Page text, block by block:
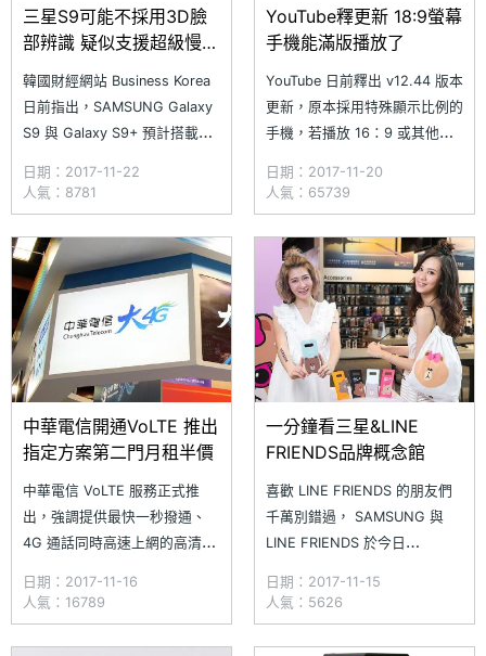
三星S9可能不採用3D臉
部辨識 疑似支援超級慢動
作錄影
韓國財經網站 Business Korea
日前指出，SAMSUNG Galaxy
S9 與 Galaxy S9+ 預計搭載
在新機加入類似 Apple iPhone
X 的 3D 感測器加強臉部辨識功
能，但因技術問題有所限制，將
維持 Galaxy S8 的 2
日期：2017-11-22
人氣：8781
YouTube釋更新 18:9螢幕
手機能滿版播放了
YouTube 日前釋出 v12.44 版本
更新，原本採用特殊顯示比例的
手機，若播放 16：9 或其他比
況，造成用戶觀看影片時會有上
下或左右出現黑邊，不過經更新
後只要用手指縮放螢幕就可達到
滿版效果，像是 SAMSUNG
Galaxy Note 8、SAMSUNG
Galax
日期：2017-11-20
人氣：65739
中華電信開通VoLTE 推出
指定方案第二門月租半價
中華電信 VoLTE 服務正式推
出，強調提供最快一秒撥通、
4G 通話同時高速上網的高清語
用，中華電信今日（11/16）起
限時推出全新「十全十美推薦購
機活動」，申辦大 4G 月繳
日期：2017-11-16
人氣：16789
一分鐘看三星&LINE
FRIENDS品牌概念館
喜歡 LINE FRIENDS 的朋友們
千萬別錯過， SAMSUNG 與
LINE FRIENDS 於今日
活動，現場邀請了曾沛慈與
LINE 熊美共同站台，並在現場
選出兩位粉絲可以和曾沛慈一同
日期：2017-11-15
人氣：5626